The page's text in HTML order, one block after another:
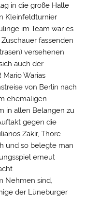
in die große Halle
Kleinfeldturnier
im Team war es
fassenden
versehenen
auch der
Warias
von Berlin nach
ehemaligen
in allen Belangen zu
gegen die
Zakir, Thore
und so belegte man
erneut
Nehmen sind,
der Lüneburger